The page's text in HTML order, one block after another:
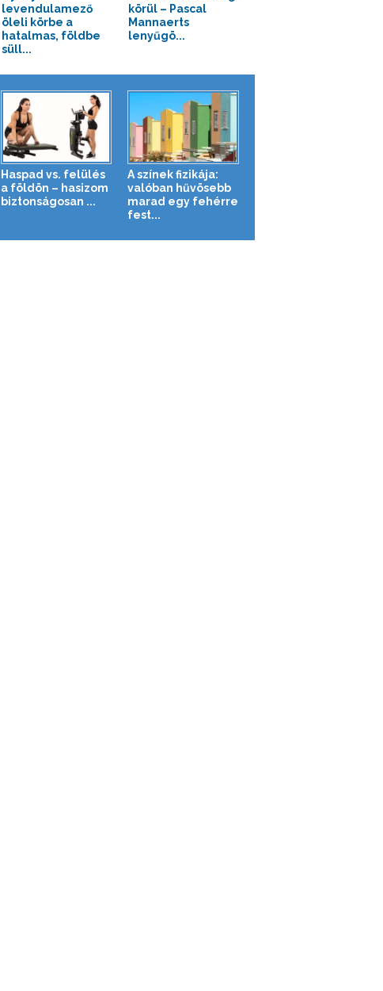
levendulamező
öleli körbe a
hatalmas, földbe
süll...
körül – Pascal
Mannaerts
lenyűgö...
Haspad vs. felülés
a földön – hasizom
biztonságosan ...
A színek fizikája:
valóban hűvösebb
marad egy fehérre
fest...